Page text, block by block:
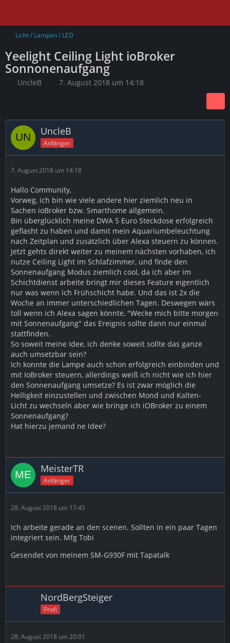
Licht / Lampen / LED
Yeelight Ceiling Light ioBroker
Sonnonenaufgang
UncleB 7. August 2018 um 14:18
UncleB
Anfänger
7. August 2018 um 14:18
Hallo Community,
Vorweg, ich bin wie viele andere hier ziemlich neu in
Sachen ioBroker bzw. Smarthome allgemein.
Bin überglücklich meine DWA 5 Euro Steckdose erfolgreich
geflasht zu haben und damit mein Aquariumbeleuchtung
nach Zeitplan und zusätzlich über Alexa steuern zu können.
Jetzt gehts direkt weiter zu meinem nächsten vorhaben, ich
nutze Ceiling Light im Schlafzimmer, und finde den
Sonnenaufgang Modus ziemlich cool, da ich aber im
Schichtdienst arbeite bringt mir dieses Feature eigentlich
nur was wenn ich Frühschicht habe. Und das ist 2x die
Woche an immer unterschiedlichen Tagen. Deswegen wärs
toll wenn ich Alexa sagen könnte, "Wecke mich bitte morgen
mit Sonnenaufgang" das Ereignis sollte dann nur einmal
stattfinden.
So soweit meine Idee, ich denke soweit sollte das ganze
auch umsetzbar sein?
Ich konnte die Lampe auch schon erfolgreich einbinden und
mit IoBroker steuern, allerdings weiß ich nicht wie ich hier
den Sonnenaufgang umsetze? Es ist zwar möglich die
Helligkeit einzustellen und zwischen Mond und Kalten-
Licht zu wechseln aber wie bringe ich iOBroker zu einem
Sonnenaufgang?
Hat hierzu jemand ne Idee?
MeisterTR
Anfänger
28. August 2018 um 17:45
Ich arbeite gerade an den scenen. Sollten in ein paar Tagen
integriert sein. Mfg Tobi
Gesendet von meinem SM-G930F mit Tapatalk
NordBergSteiger
Profi
28. August 2018 um 20:01